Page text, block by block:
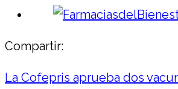
Compartir:
La Cofepris aprueba dos